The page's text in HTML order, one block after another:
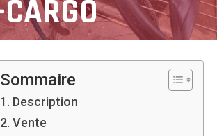
Sommaire
Description
Vente